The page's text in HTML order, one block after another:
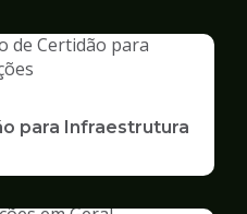
para Infraestrutura